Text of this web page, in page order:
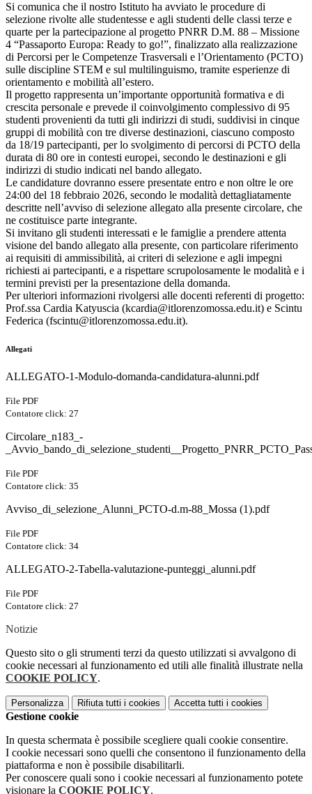
Si comunica che il nostro Istituto ha avviato le procedure di
selezione rivolte alle studentesse e agli studenti delle classi terze e
quarte per la partecipazione al progetto PNRR D.M. 88 – Missione
4 “Passaporto Europa: Ready to go!”, finalizzato alla realizzazione
di Percorsi per le Competenze Trasversali e l’Orientamento (PCTO)
sulle discipline STEM e sul multilinguismo, tramite esperienze di
orientamento e mobilità all’estero.
Il progetto rappresenta un’importante opportunità formativa e di
crescita personale e prevede il coinvolgimento complessivo di 95
studenti provenienti da tutti gli indirizzi di studi, suddivisi in cinque
gruppi di mobilità con tre diverse destinazioni, ciascuno composto
da 18/19 partecipanti, per lo svolgimento di percorsi di PCTO della
durata di 80 ore in contesti europei, secondo le destinazioni e gli
indirizzi di studio indicati nel bando allegato.
Le candidature dovranno essere presentate entro e non oltre le ore
24:00 del 18 febbraio 2026, secondo le modalità dettagliatamente
descritte nell’avviso di selezione allegato alla presente circolare, che
ne costituisce parte integrante.
Si invitano gli studenti interessati e le famiglie a prendere attenta
visione del bando allegato alla presente, con particolare riferimento
ai requisiti di ammissibilità, ai criteri di selezione e agli impegni
richiesti ai partecipanti, e a rispettare scrupolosamente le modalità e i
termini previsti per la presentazione della domanda.
Per ulteriori informazioni rivolgersi alle docenti referenti di progetto:
Prof.ssa Cardia Katyuscia (kcardia@itlorenzomossa.edu.it) e Scintu
Federica (fscintu@itlorenzomossa.edu.it).
Allegati
ALLEGATO-1-Modulo-domanda-candidatura-alunni.pdf
File PDF
Contatore click: 27
Circolare_n183_-
File PDF
Contatore click: 35
Avviso_di_selezione_Alunni_PCTO-d.m-88_Mossa (1).pdf
File PDF
Contatore click: 34
ALLEGATO-2-Tabella-valutazione-punteggi_alunni.pdf
File PDF
Contatore click: 27
Notizie
Questo sito o gli strumenti terzi da questo utilizzati si avvalgono di
cookie necessari al funzionamento ed utili alle finalità illustrate nella
COOKIE POLICY.
Personalizza Rifiuta tutti i cookies Accetta tutti i cookies
Gestione cookie
In questa schermata è possibile scegliere quali cookie consentire.
I cookie necessari sono quelli che consentono il funzionamento della
piattaforma e non è possibile disabilitarli.
Per conoscere quali sono i cookie necessari al funzionamento potete
visionare la COOKIE POLICY.